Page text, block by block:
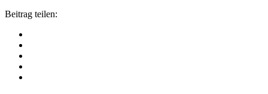
Beitrag teilen: